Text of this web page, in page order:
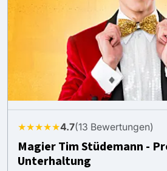
★★★★★4.7(13 Bewertungen)
Magier Tim Stüdemann -
Unterhaltung